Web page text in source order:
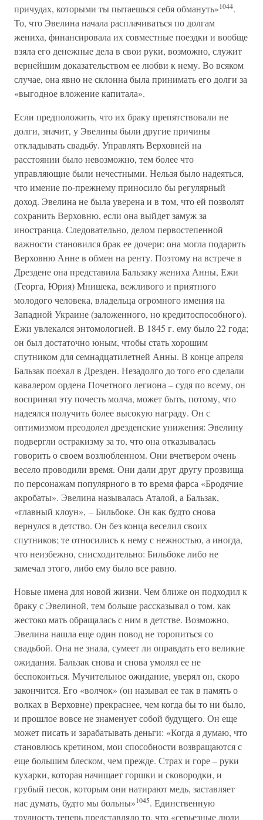
причудах, которыми ты пытаешься себя обмануть»1044.
То, что Эвелина начала расплачиваться по долгам
жениха, финансировала их совместные поездки и вообще
взяла его денежные дела в свои руки, возможно, служит
вернейшим доказательством ее любви к нему. Во всяком
случае, она явно не склонна была принимать его долги за
«выгодное вложение капитала».
Если предположить, что их браку препятствовали не
долги, значит, у Эвелины были другие причины
откладывать свадьбу. Управлять Верховней на
расстоянии было невозможно, тем более что
управляющие были нечестными. Нельзя было надеяться,
что имение по-прежнему приносило бы регулярный
доход. Эвелина не была уверена и в том, что ей позволят
сохранить Верховню, если она выйдет замуж за
иностранца. Следовательно, делом первостепенной
важности становился брак ее дочери: она могла подарить
Верховню Анне в обмен на ренту. Поэтому на встрече в
Дрездене она представила Бальзаку жениха Анны, Ежи
(Георга, Юрия) Мнишека, вежливого и приятного
молодого человека, владельца огромного имения на
Западной Украине (заложенного, но кредитоспособного).
Ежи увлекался энтомологией. В 1845 г. ему было 22 года;
он был достаточно юным, чтобы стать хорошим
спутником для семнадцатилетней Анны. В конце апреля
Бальзак поехал в Дрезден. Незадолго до того его сделали
кавалером ордена Почетного легиона – судя по всему, он
воспринял эту почесть молча, может быть, потому, что
надеялся получить более высокую награду. Он с
оптимизмом преодолел дрезденские унижения: Эвелину
подвергли остракизму за то, что она отказывалась
говорить о своем возлюбленном. Они вчетвером очень
весело проводили время. Они дали друг другу прозвища
по персонажам популярного в то время фарса «Бродячие
акробаты». Эвелина называлась Аталой, а Бальзак,
«главный клоун», – Бильбоке. Он как будто снова
вернулся в детство. Он без конца веселил своих
спутников; те относились к нему с нежностью, а иногда,
что неизбежно, снисходительно: Бильбоке либо не
замечал этого, либо ему было все равно.
Новые имена для новой жизни. Чем ближе он подходил к
браку с Эвелиной, тем больше рассказывал о том, как
жестоко мать обращалась с ним в детстве. Возможно,
Эвелина нашла еще один повод не торопиться со
свадьбой. Она не знала, сумеет ли оправдать его великие
ожидания. Бальзак снова и снова умолял ее не
беспокоиться. Мучительное ожидание, уверял он, скоро
закончится. Его «волчок» (он называл ее так в память о
волках в Верховне) прекраснее, чем когда бы то ни было,
и прошлое вовсе не знаменует собой будущего. Он еще
может писать и зарабатывать деньги: «Когда я думаю, что
становлюсь кретином, мои способности возвращаются с
еще большим блеском, чем прежде. Страх и горе – руки
кухарки, которая начищает горшки и сковородки, и
грубый песок, которым они натирают медь, заставляет
нас думать, будто мы больны»1045. Единственную
трудность теперь представляло то, что «серьезные люди